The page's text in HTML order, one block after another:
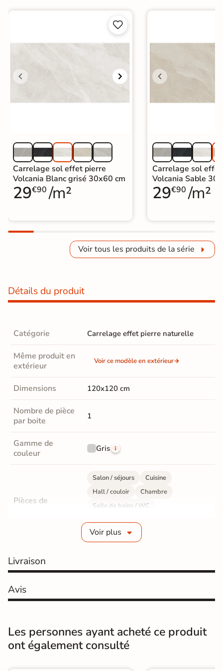


Carrelage sol effet pierre
Volcania Blanc grisé 30x60 cm
29€90 /m²
Carrelage sol
Volcania Sable
29€90 /m²
Voir tous les produits de la série
Détails du produit
Catégorie Carrelage effet pierre naturelle
Même produit en
extérieur
Voir ce modèle en extérieur
Dimensions 120x120 cm
Nombre de pièce
par boite
1
Gamme de
couleur
Gris
Pièces de
Salon / séjours
Cuisine
Hall / couloir
Chambre
Salle de bains / WC
Sol intérieur
Fabrication
Résistance à
Masse colorée Oui
Voir plus
Livraison
Avis
Les personnes ayant acheté ce produit
ont également consulté